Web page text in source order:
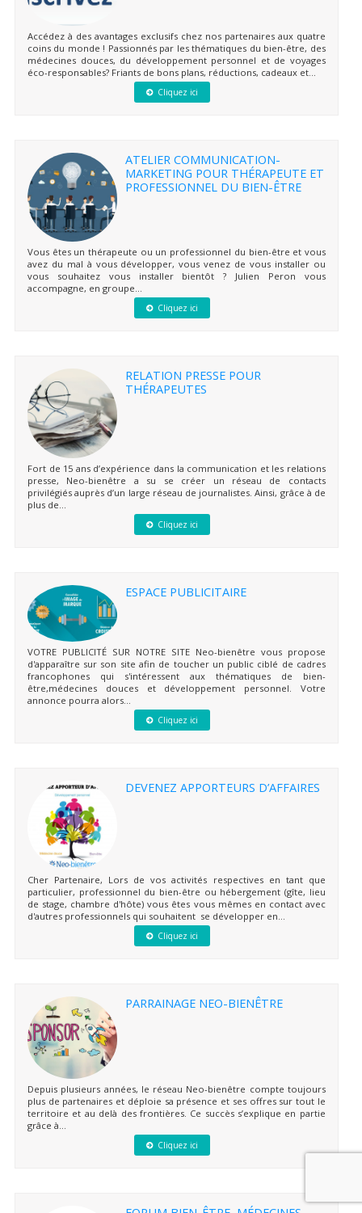
Accédez à des avantages exclusifs chez nos partenaires aux quatre
coins du monde ! Passionnés par les thématiques du bien-être, des
médecines douces, du développement personnel et de voyages
éco-responsables? Friants de bons plans, réductions, cadeaux et...
Cliquez ici
ATELIER COMMUNICATION-
MARKETING POUR THÉRAPEUTE ET
PROFESSIONNEL DU BIEN-ÊTRE
Vous êtes un thérapeute ou un professionnel du bien-être et vous
avez du mal à vous développer, vous venez de vous installer ou
vous souhaitez vous installer bientôt ? Julien Peron vous
accompagne, en groupe...
Cliquez ici
RELATION PRESSE POUR
THÉRAPEUTES
Fort de 15 ans d’expérience dans la communication et les relations
presse, Neo-bienêtre a su se créer un réseau de contacts
privilégiés auprès d’un large réseau de journalistes. Ainsi, grâce à de
plus de...
Cliquez ici
ESPACE PUBLICITAIRE
VOTRE PUBLICITÉ SUR NOTRE SITE Neo-bienêtre vous propose
d'apparaître sur son site afin de toucher un public ciblé de cadres
francophones qui s'intéressent aux thématiques de bien-
être,médecines douces et développement personnel. Votre
annonce pourra alors...
Cliquez ici
DEVENEZ APPORTEURS D’AFFAIRES
Cher Partenaire, Lors de vos activités respectives en tant que
particulier, professionnel du bien-être ou hébergement (gîte, lieu
de stage, chambre d'hôte) vous êtes vous mêmes en contact avec
d'autres professionnels qui souhaitent se développer en...
Cliquez ici
PARRAINAGE NEO-BIENÊTRE
Depuis plusieurs années, le réseau Neo-bienêtre compte toujours
plus de partenaires et déploie sa présence et ses offres sur tout le
territoire et au delà des frontières. Ce succès s’explique en partie
grâce à...
Cliquez ici